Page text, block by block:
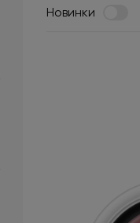
Новинки